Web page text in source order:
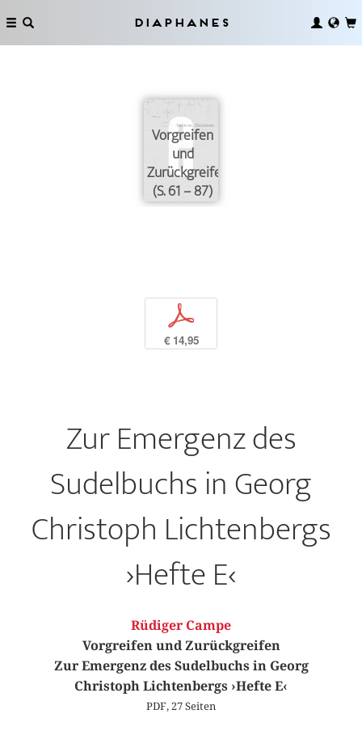
Diaphanes
Vorgreifen
und
Zurückgreifen
(S. 61 – 87)
p
€ 14,95
Zur Emergenz des
Sudelbuchs in Georg
Christoph Lichtenbergs
›Hefte E‹
Rüdiger Campe
Vorgreifen und Zurückgreifen
Zur Emergenz des Sudelbuchs in Georg
Christoph Lichtenbergs ›Hefte E‹
PDF, 27 Seiten